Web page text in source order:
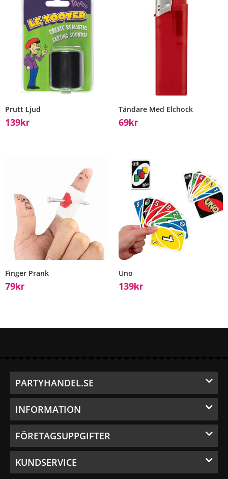
Prutt Ljud
139Kr
Tändare Med Elchock
69Kr
Finger Prank
79Kr
Uno
139Kr
PARTYHANDEL.SE
INFORMATION
FÖRETAGSUPPGIFTER
KUNDSERVICE